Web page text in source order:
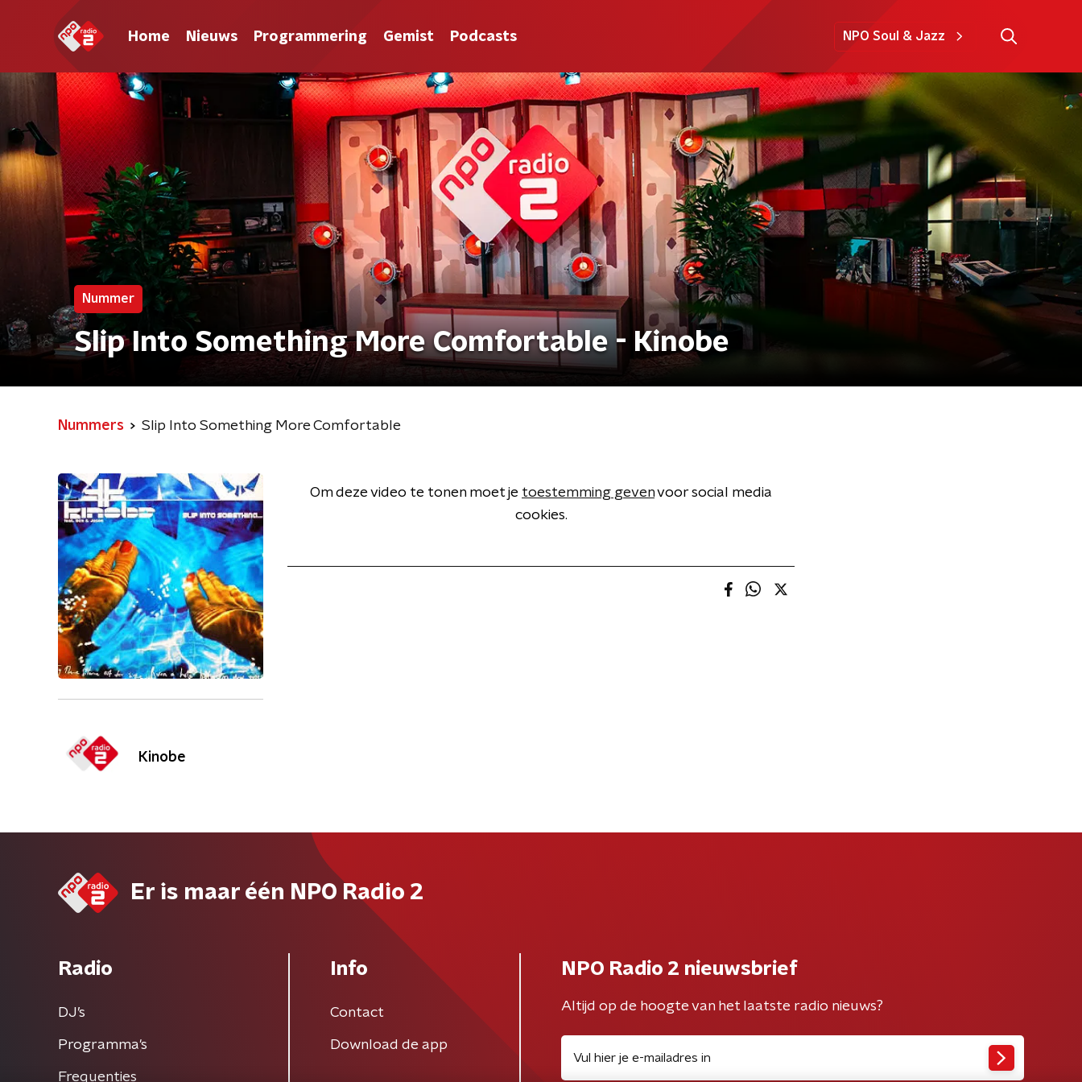
Home Nieuws Programmering Gemist Podcasts NPO Soul & Jazz
Nummer
Slip Into Something More Comfortable - Kinobe
Nummers Slip Into Something More Comfortable
Kinobe
Om deze video te tonen moet je toestemming gevenvoor social media
cookies.
Er is maar één NPO Radio 2
Radio
DJ’s
Programma's
Frequenties
Info
Contact
Download de app
NPO Radio 2 nieuwsbrief
Altijd op de hoogte van het laatste radio nieuws?